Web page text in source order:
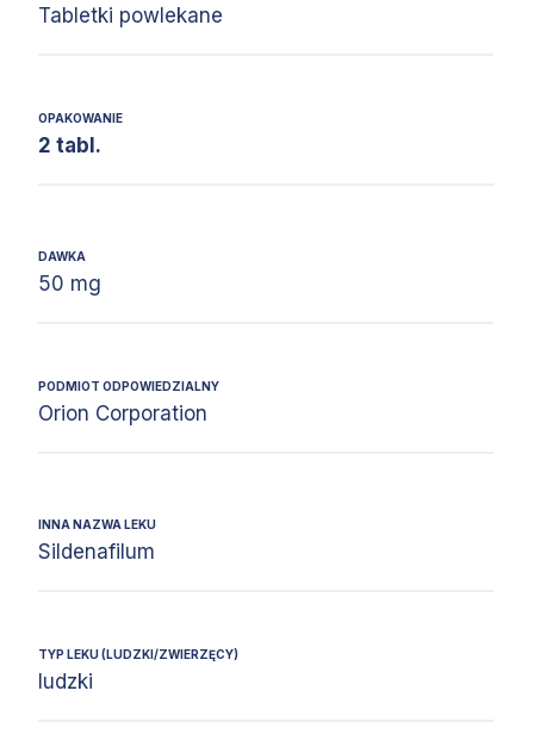
Tabletki powlekane
OPAKOWANIE
2 tabl.
DAWKA
50 mg
PODMIOT ODPOWIEDZIALNY
Orion Corporation
INNA NAZWA LEKU
Sildenafilum
TYP LEKU (LUDZKI/ZWIERZĘCY)
ludzki